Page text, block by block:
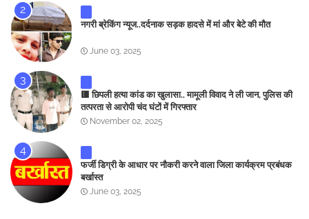
नगरी ब्रेकिंग न्यूज..दर्दनाक सड़क हादसे में मां और बेटे की मौत
June 03, 2025
🟥 छिपली हत्या कांड का खुलासा.. मामूली विवाद ने ली जान, पुलिस की
तत्परता से आरोपी चंद घंटों में गिरफ्तार
November 02, 2025
फर्जी डिग्री के आधार पर नौकरी करने वाला जिला कार्यक्रम प्रबंधक
बर्खास्त
June 03, 2025